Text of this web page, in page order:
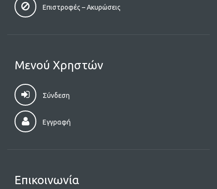
Επιστροφές – Aκυρώσεις
Μενού Χρηστών
Σύνδεση
Εγγραφή
Επικοινωνία